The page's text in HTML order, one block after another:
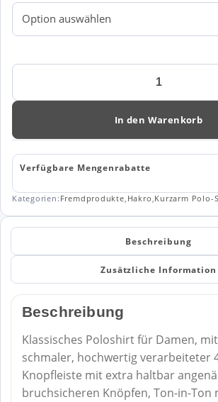
DAMEN
CLASSIC
Menge
In den Warenkorb
Verfügbare Mengenrabatte
Kategorien: Fremdprodukte, Hakro,Kurzarm Polo-
Beschreibung
Zusätzliche Information
Beschreibung
Klassisches Poloshirt für Damen,
schmaler, hochwertig verarbeiteter
Knopfleiste mit extra haltbar
bruchsicheren Knöpfen, Ton-in-Ton